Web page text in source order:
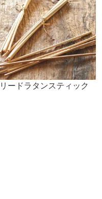
リードラタンスティック